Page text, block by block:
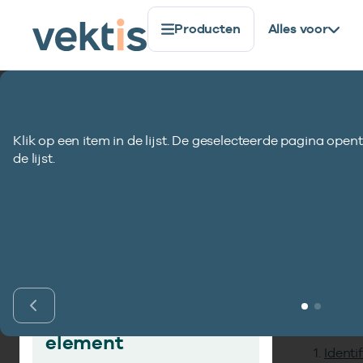
Producten Alles voor
Kenmerk record
Vind gegevens­
element
Klik op een item in de lijst. De geselecteerde pagina
de lijst.